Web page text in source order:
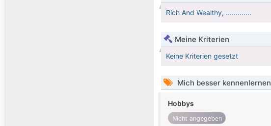
Rich And Wealthy, .............
Meine Kriterien
Keine Kriterien gesetzt
Mich besser kennenlernen
Hobbys
Nicht angegeben